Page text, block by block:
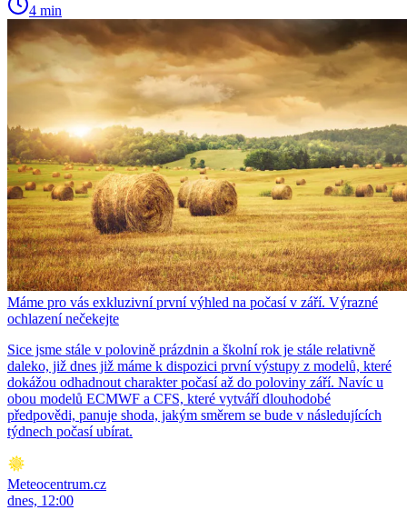
4 min
Máme pro vás exkluzivní první výhled na počasí v září. Výrazné
ochlazení nečekejte
Sice jsme stále v polovině prázdnin a školní rok je stále relativně
daleko, již dnes již máme k dispozici první výstupy z modelů, které
dokážou odhadnout charakter počasí až do poloviny září. Navíc u
obou modelů ECMWF a CFS, které vytváří dlouhodobé
předpovědi, panuje shoda, jakým směrem se bude v následujících
týdnech počasí ubírat.
Meteocentrum.cz
dnes, 12:00